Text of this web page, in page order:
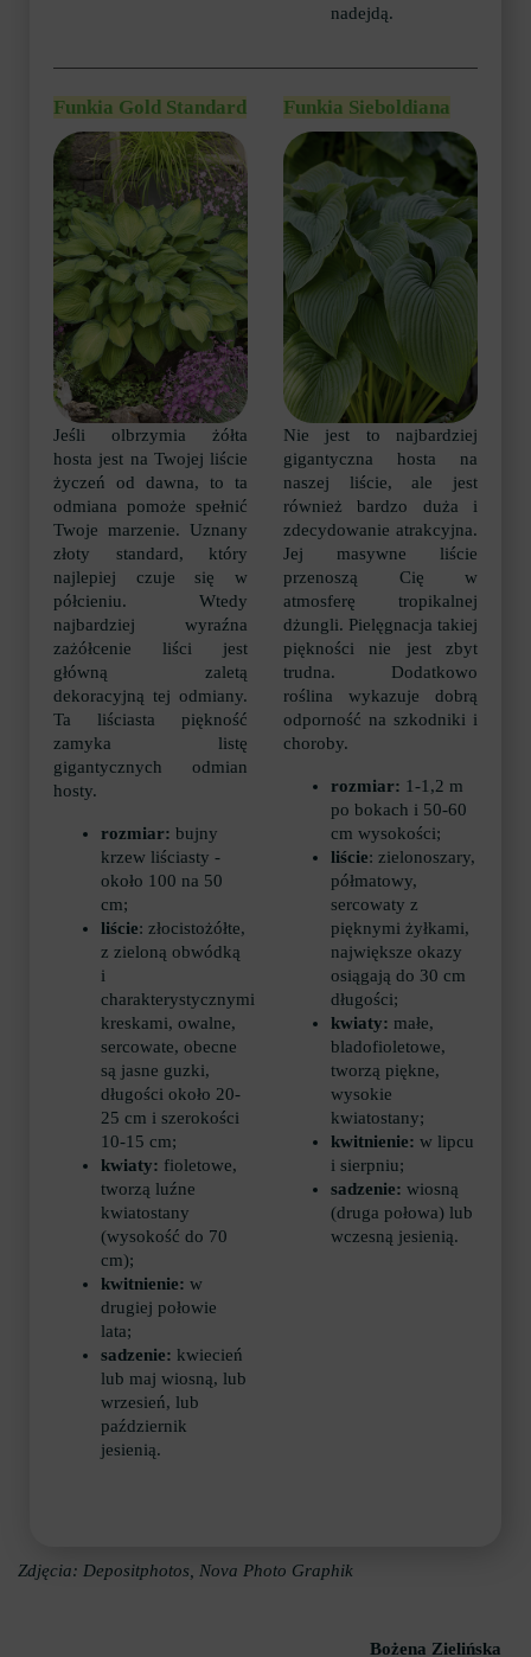
nadejdą.
Funkia Gold Standard
Jeśli olbrzymia żółta
hosta jest na Twojej liście
życzeń od dawna, to ta
odmiana pomoże spełnić
Twoje marzenie. Uznany
złoty standard, który
najlepiej czuje się w
półcieniu. Wtedy
najbardziej wyraźna
zażółcenie liści jest
główną zaletą
dekoracyjną tej odmiany.
Ta liściasta piękność
zamyka listę
gigantycznych odmian
hosty.
rozmiar: bujny
krzew liściasty -
około 100 na 50
cm;
liście: złocistożółte,
z zieloną obwódką
i
charakterystycznymi
kreskami, owalne,
sercowate, obecne
są jasne guzki,
długości około 20-
25 cm i szerokości
10-15 cm;
kwiaty: fioletowe,
tworzą luźne
kwiatostany
(wysokość do 70
cm);
kwitnienie: w
drugiej połowie
lata;
sadzenie: kwiecień
lub maj wiosną, lub
wrzesień, lub
październik
jesienią.
Funkia Sieboldiana
Nie jest to najbardziej
gigantyczna hosta na
naszej liście, ale jest
również bardzo duża i
zdecydowanie atrakcyjna.
Jej masywne liście
przenoszą Cię w
atmosferę tropikalnej
dżungli. Pielęgnacja takiej
piękności nie jest zbyt
trudna. Dodatkowo
roślina wykazuje dobrą
odporność na szkodniki i
choroby.
rozmiar: 1-1,2 m
po bokach i 50-60
cm wysokości;
liście: zielonoszary,
półmatowy,
sercowaty z
pięknymi żyłkami,
największe okazy
osiągają do 30 cm
długości;
kwiaty: małe,
bladofioletowe,
tworzą piękne,
wysokie
kwiatostany;
kwitnienie: w lipcu
i sierpniu;
sadzenie: wiosną
(druga połowa) lub
wczesną jesienią.
Zdjęcia: Depositphotos, Nova Photo Graphik
Bożena Zielińska